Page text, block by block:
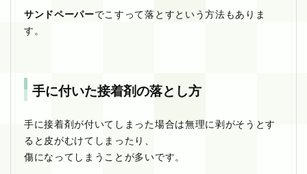
サンドペーパーでこすって落とすという方法もありま
す。
手に付いた接着剤の落とし方
手に接着剤が付いてしまった場合は無理に剥がそうとす
ると皮がむけてしまったり、
傷になってしまうことが多いです。